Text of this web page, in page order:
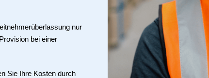
nur
bei einer
Sie Ihre Kosten durch